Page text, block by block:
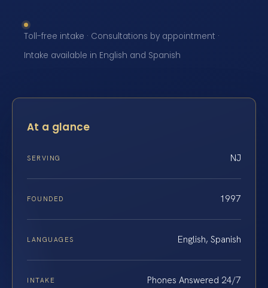
Toll-free intake · Consultations by appointment ·
Intake available in English and Spanish
At a glance
SERVING NJ
FOUNDED 1997
LANGUAGES English, Spanish
INTAKE Phones Answered 24/7